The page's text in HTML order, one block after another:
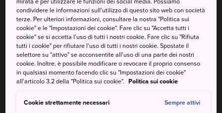
PAROLE CHIAVE MAPPA
Sede di un importante tempio
storico e di un villaggio di
condividere le informazioni sull'utilizzo di questo sito web con società
terze. Per ulteriori informazioni, consultare la nostra "Politica sui
cookie" e le "Impostazioni dei cookie". Fare clic su "Accetta tutti i
cookie" se si accetta l'uso di tutti i nostri cookie. Fare clic su "Rifiuta
tutti i cookie" per rifiutare l'uso di tutti i nostri cookie. Spostate il
selettore su "attivo" se acconsentite all'uso di una parte dei nostri
cookie. Inoltre, è possibile modificare o revocare il proprio consenso
in qualsiasi momento facendo clic su "Impostazioni dei cookie"
all'articolo 3.2 della "Politica sui cookie". Politica sui cookie
Cookie strettamente necessari Sempre attivi